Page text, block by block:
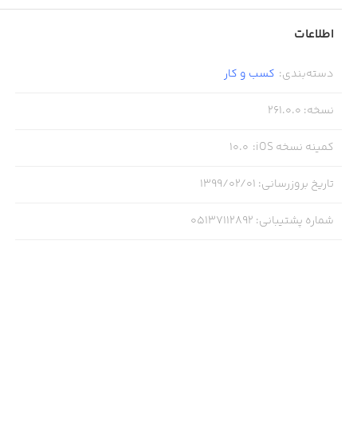
اطلاعات
دسته‌بندی: کسب‌ و ‌کار
نسخه:
261.0.0
کمینه نسخه iOS :
10.0
تاریخ بروزرسانی: ۱۳۹۹/۰۲/۰۱
شماره پشتیبانی:
05137112892